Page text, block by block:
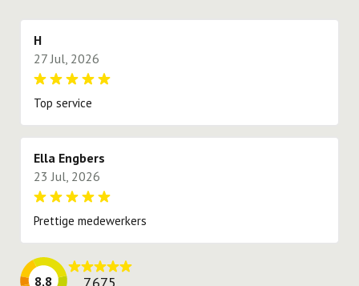
H
27 Jul, 2026
Top service
Ella Engbers
23 Jul, 2026
Prettige medewerkers
8,8